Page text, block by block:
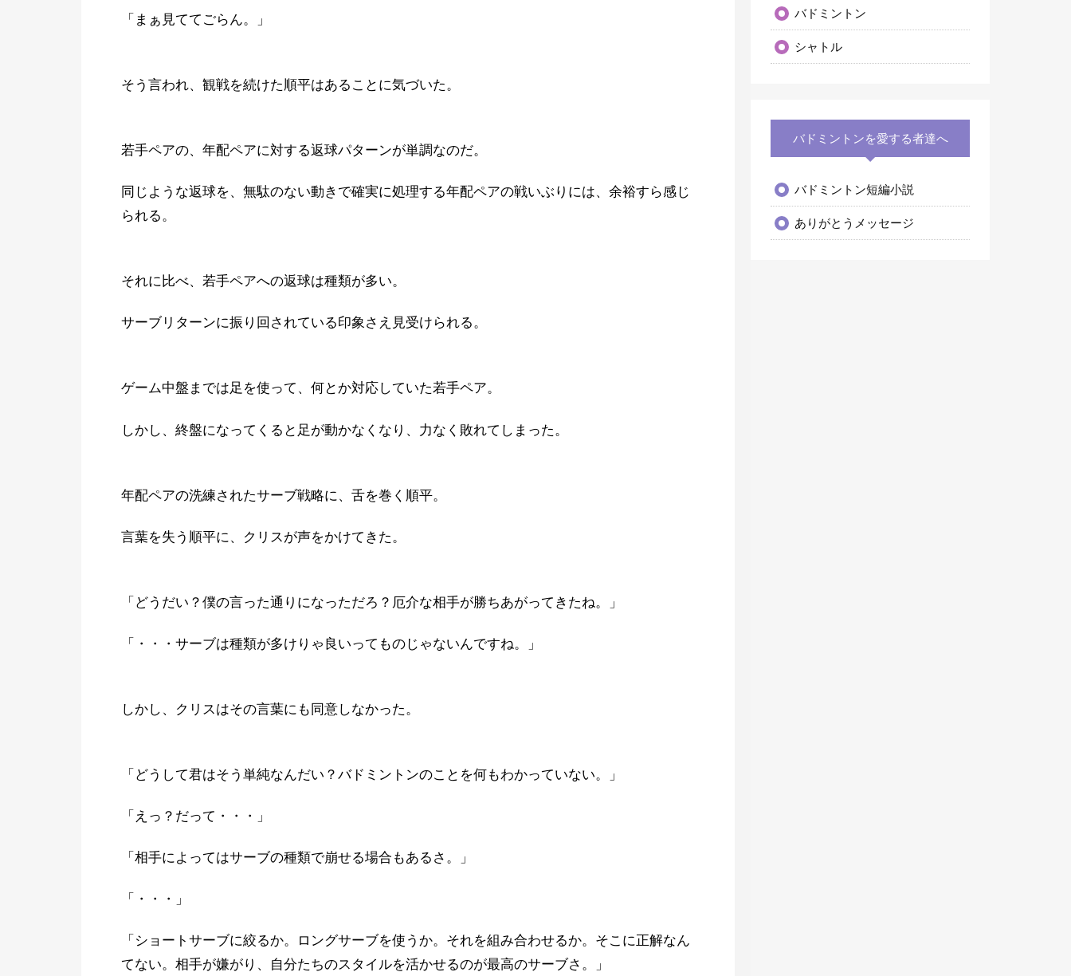
「まぁ見ててごらん。」
そう言われ、観戦を続けた順平はあることに気づいた。
若手ペアの、年配ペアに対する返球パターンが単調なのだ。
同じような返球を、無駄のない動きで確実に処理する年配ペアの戦いぶりには、余裕すら感じ
られる。
それに比べ、若手ペアへの返球は種類が多い。
サーブリターンに振り回されている印象さえ見受けられる。
ゲーム中盤までは足を使って、何とか対応していた若手ペア。
しかし、終盤になってくると足が動かなくなり、力なく敗れてしまった。
年配ペアの洗練されたサーブ戦略に、舌を巻く順平。
言葉を失う順平に、クリスが声をかけてきた。
「どうだい？僕の言った通りになっただろ？厄介な相手が勝ちあがってきたね。」
「・・・サーブは種類が多けりゃ良いってものじゃないんですね。」
しかし、クリスはその言葉にも同意しなかった。
「どうして君はそう単純なんだい？バドミントンのことを何もわかっていない。」
「えっ？だって・・・」
「相手によってはサーブの種類で崩せる場合もあるさ。」
「・・・」
「ショートサーブに絞るか。ロングサーブを使うか。それを組み合わせるか。そこに正解なん
てない。相手が嫌がり、自分たちのスタイルを活かせるのが最高のサーブさ。」
バドミントン
シャトル
バドミントンを愛する者達へ
バドミントン短編小説
ありがとうメッセージ